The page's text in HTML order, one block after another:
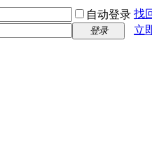
自动登录 找
登录
立